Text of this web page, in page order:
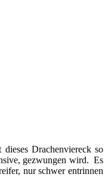
dieses Drachenviereck so
gezwungen wird. Es
nur schwer entrinnen